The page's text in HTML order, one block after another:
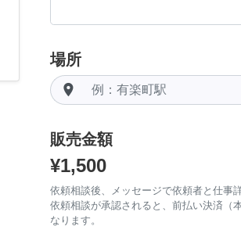
場所
room
販売金額
¥1,500
依頼相談後、メッセージで依頼者と仕事
依頼相談が承認されると、前払い決済（
なります。